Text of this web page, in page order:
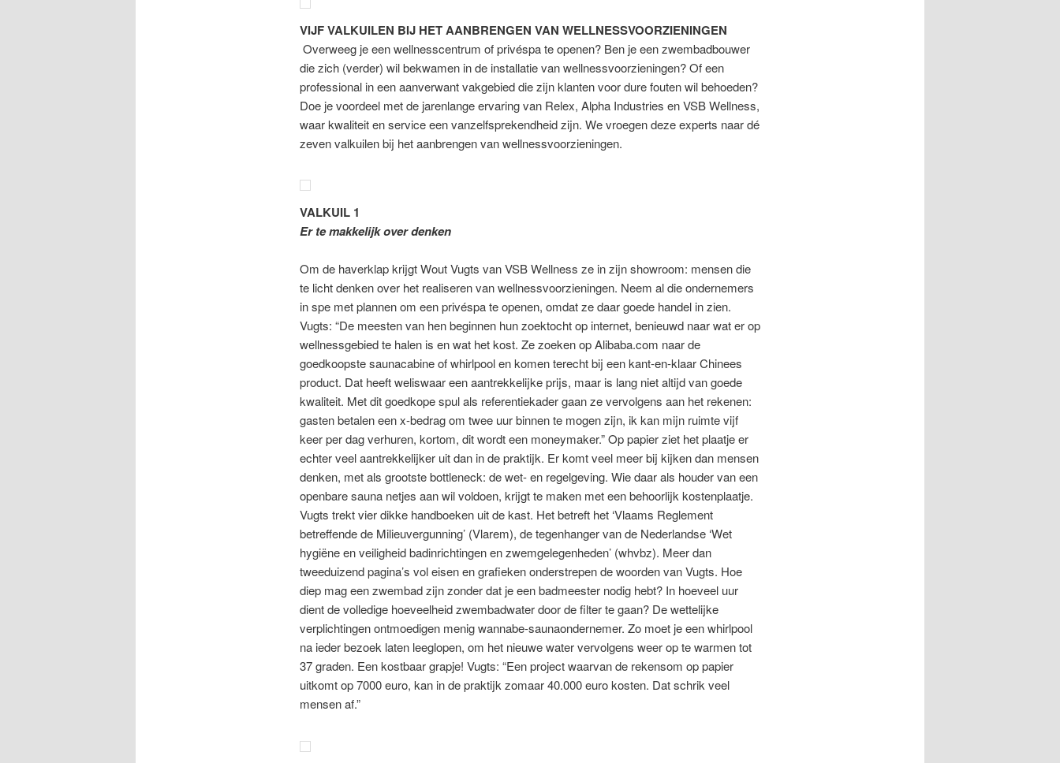
VIJF VALKUILEN BIJ HET AANBRENGEN VAN WELLNESSVOORZIENINGEN
Overweeg je een wellnesscentrum of privéspa te openen? Ben je een zwembadbouwer
die zich (verder) wil bekwamen in de installatie van wellnessvoorzieningen? Of een
professional in een aanverwant vakgebied die zijn klanten voor dure fouten wil behoeden?
Doe je voordeel met de jarenlange ervaring van Relex, Alpha Industries en VSB Wellness,
waar kwaliteit en service een vanzelfsprekendheid zijn. We vroegen deze experts naar dé
zeven valkuilen bij het aanbrengen van wellnessvoorzieningen.
VALKUIL 1
Er te makkelijk over denken
Om de haverklap krijgt Wout Vugts van VSB Wellness ze in zijn showroom: mensen die
te licht denken over het realiseren van wellnessvoorzieningen. Neem al die ondernemers
in spe met plannen om een privéspa te openen, omdat ze daar goede handel in zien.
Vugts: “De meesten van hen beginnen hun zoektocht op internet, benieuwd naar wat er op
wellnessgebied te halen is en wat het kost. Ze zoeken op Alibaba.com naar de
goedkoopste saunacabine of whirlpool en komen terecht bij een kant-en-klaar Chinees
product. Dat heeft weliswaar een aantrekkelijke prijs, maar is lang niet altijd van goede
kwaliteit. Met dit goedkope spul als referentiekader gaan ze vervolgens aan het rekenen:
gasten betalen een x-bedrag om twee uur binnen te mogen zijn, ik kan mijn ruimte vijf
keer per dag verhuren, kortom, dit wordt een moneymaker.” Op papier ziet het plaatje er
echter veel aantrekkelijker uit dan in de praktijk. Er komt veel meer bij kijken dan mensen
denken, met als grootste bottleneck: de wet- en regelgeving. Wie daar als houder van een
openbare sauna netjes aan wil voldoen, krijgt te maken met een behoorlijk kostenplaatje.
Vugts trekt vier dikke handboeken uit de kast. Het betreft het ‘Vlaams Reglement
betreffende de Milieuvergunning’ (Vlarem), de tegenhanger van de Nederlandse ‘Wet
hygiëne en veiligheid badinrichtingen en zwemgelegenheden’ (whvbz). Meer dan
tweeduizend pagina’s vol eisen en grafieken onderstrepen de woorden van Vugts. Hoe
diep mag een zwembad zijn zonder dat je een badmeester nodig hebt? In hoeveel uur
dient de volledige hoeveelheid zwembadwater door de filter te gaan? De wettelijke
verplichtingen ontmoedigen menig wannabe-saunaondernemer. Zo moet je een whirlpool
na ieder bezoek laten leeglopen, om het nieuwe water vervolgens weer op te warmen tot
37 graden. Een kostbaar grapje! Vugts: “Een project waarvan de rekensom op papier
uitkomt op 7000 euro, kan in de praktijk zomaar 40.000 euro kosten. Dat schrik veel
mensen af.”